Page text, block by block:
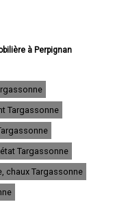
à Perpignan
à Saint-Cyprien
à Argelès-sur-Mer
à Cabestany
Laurent-de-la-Salanque
à Rivesaltes
à Céret
à Elne
à Thuir
à Pia
à Bompas
à Le Soler
Targassonne
Targassonne
chaux Targassonne